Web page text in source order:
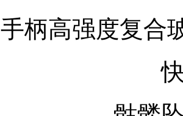
手柄高强度复合